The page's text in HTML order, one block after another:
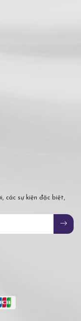
các sự kiện đặc biệt,